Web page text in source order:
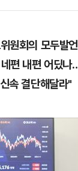
원회의 모두발언
편 내편 어딨
속 결단해달라"